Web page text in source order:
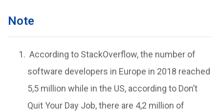
Note
According to StackOverflow, the number of
software developers in Europe in 2018 reached
5,5 million while in the US, according to Don’t
Quit Your Day Job, there are 4,2 million of